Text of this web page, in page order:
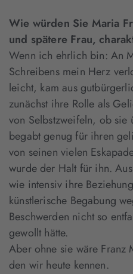
Wie würden Sie Maria
und spätere Frau,
Wenn ich ehrlich bin: An
Schreibens mein Herz
leicht, kam aus
zunächst ihre Rolle als
von Selbstzweifeln, ob sie
begabt genug für ihren
von seinen vielen
wurde der Halt für ihn.
wie intensiv ihre
künstlerische Begabung
Beschwerden nicht so
gewollt hätte.
Aber ohne sie wäre
den wir heute kennen.